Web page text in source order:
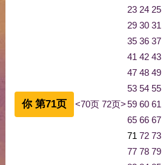
你 第71页 <70页 72页>
23 24 25
29 30 31
35 36 37
41 42 43
47 48 49
53 54 55
59 60 61
65 66 67
71 72 73
77 78 79